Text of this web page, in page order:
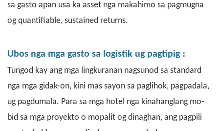
sa gasto apan usa ka asset nga makahimo sa pagmugna
og quantifiable, sustained returns.
Ubos nga mga gasto sa logistik ug pagtipig :
Tungod kay ang mga lingkuranan nagsunod sa standard
nga mga gidak-on, kini mas sayon ​​​​sa paglihok, pagpadala,
ug pagdumala. Para sa mga hotel nga kinahanglang mo-
bid sa mga proyekto o mopalit og dinaghan, ang pagpili